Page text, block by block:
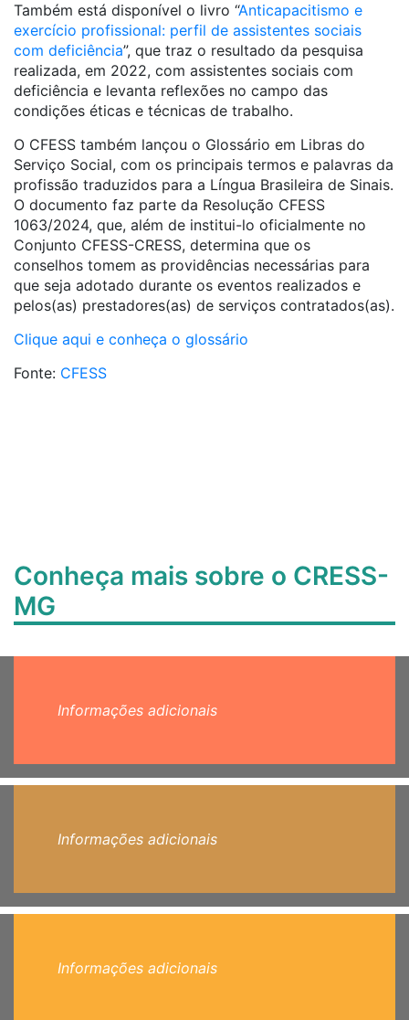
Também está disponível o livro “Anticapacitismo e
exercício profissional: perfil de assistentes sociais
com deficiência”, que traz o resultado da pesquisa
realizada, em 2022, com assistentes sociais com
deficiência e levanta reflexões no campo das
condições éticas e técnicas de trabalho.
O CFESS também lançou o Glossário em Libras do
Serviço Social, com os principais termos e palavras da
profissão traduzidos para a Língua Brasileira de Sinais.
O documento faz parte da Resolução CFESS
1063/2024, que, além de institui-lo oficialmente no
Conjunto CFESS-CRESS, determina que os
conselhos tomem as providências necessárias para
que seja adotado durante os eventos realizados e
pelos(as) prestadores(as) de serviços contratados(as).
Clique aqui e conheça o glossário
Fonte: CFESS
Conheça mais sobre o CRESS-
MG
Informações adicionais
Informações adicionais
Informações adicionais